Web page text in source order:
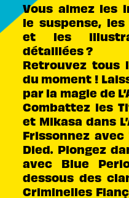
Vous aimez les
le suspense,
et les
détaillées ?
Retrouvez tous
du moment !
par la magie de
Combattez les
et Mikasa dans
Frissonnez avec
Died. Plongez
avec Blue
dessous des
Criminelles